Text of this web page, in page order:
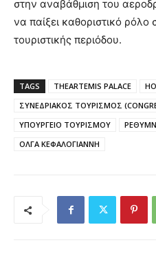
στην αναβάθμιση του
να παίξει καθοριστικό ρόλο
τουριστικής περιόδου.
TAGS THEARTEMIS PALACE
ΣΥΝΕΔΡΙΑΚΟΣ ΤΟΥΡΙΣΜΟΣ
ΥΠΟΥΡΓΕΙΟ ΤΟΥΡΙΣΜΟΥ
ΟΛΓΑ ΚΕΦΑΛΟΓΙΑΝΝΗ